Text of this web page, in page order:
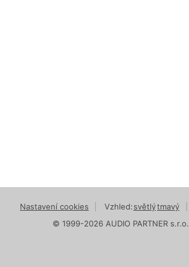
Nastavení cookies Vzhled:světlýtmavý
© 1999-2026 AUDIO PARTNER s.r.o.